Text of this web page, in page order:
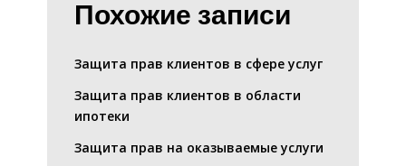
Похожие записи
Защита прав клиентов в сфере услуг
Защита прав клиентов в области
ипотеки
Защита прав на оказываемые услуги